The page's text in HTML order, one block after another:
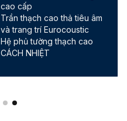
cao cấp
Trần thạch cao thả tiêu âm
và trang trí Eurocoustic
Hệ phủ tường thạch cao
CÁCH NHIỆT